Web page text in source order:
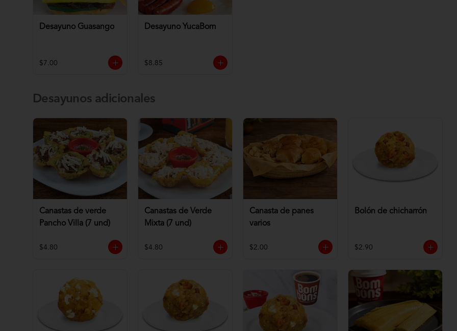
Desayuno Guasango
$7.00
Desayuno YucaBom
$8.85
Desayunos adicionales
Canastas de verde
Pancho Villa (7 und)
$4.80
Canastas de Verde
Mixta (7 und)
$4.80
Canasta de panes
varios
$2.00
Bolón de chicharrón
$2.90